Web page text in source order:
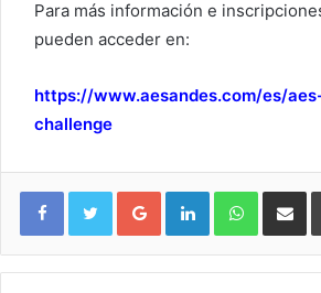
Para más información e
pueden acceder en:
https://www.aesandes.com/es/
challenge
Google+ LinkedIn WhatsApp